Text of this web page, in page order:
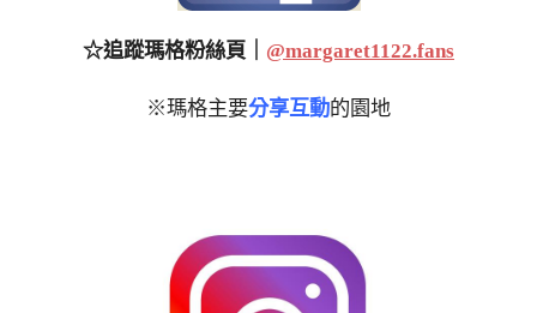
☆追蹤瑪格粉絲頁｜ @margaret1122.fans
※瑪格主要分享互動的園地